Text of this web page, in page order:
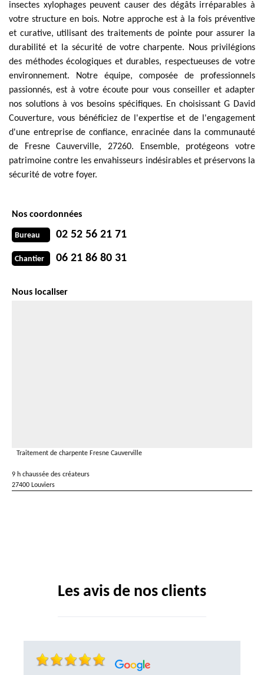
insectes xylophages peuvent causer des dégâts irréparables à
votre structure en bois. Notre approche est à la fois préventive
et curative, utilisant des traitements de pointe pour assurer la
durabilité et la sécurité de votre charpente. Nous privilégions
des méthodes écologiques et durables, respectueuses de votre
environnement. Notre équipe, composée de professionnels
passionnés, est à votre écoute pour vous conseiller et adapter
nos solutions à vos besoins spécifiques. En choisissant G David
Couverture, vous bénéficiez de l'expertise et de l'engagement
d'une entreprise de confiance, enracinée dans la communauté
de Fresne Cauverville, 27260. Ensemble, protégeons votre
patrimoine contre les envahisseurs indésirables et préservons la
sécurité de votre foyer.
Nos coordonnées
Bureau 02 52 56 21 71
Chantier 06 21 86 80 31
Nous localiser
Traitement de charpente Fresne Cauverville
9 h chaussée des créateurs
27400 Louviers
Les avis de nos clients